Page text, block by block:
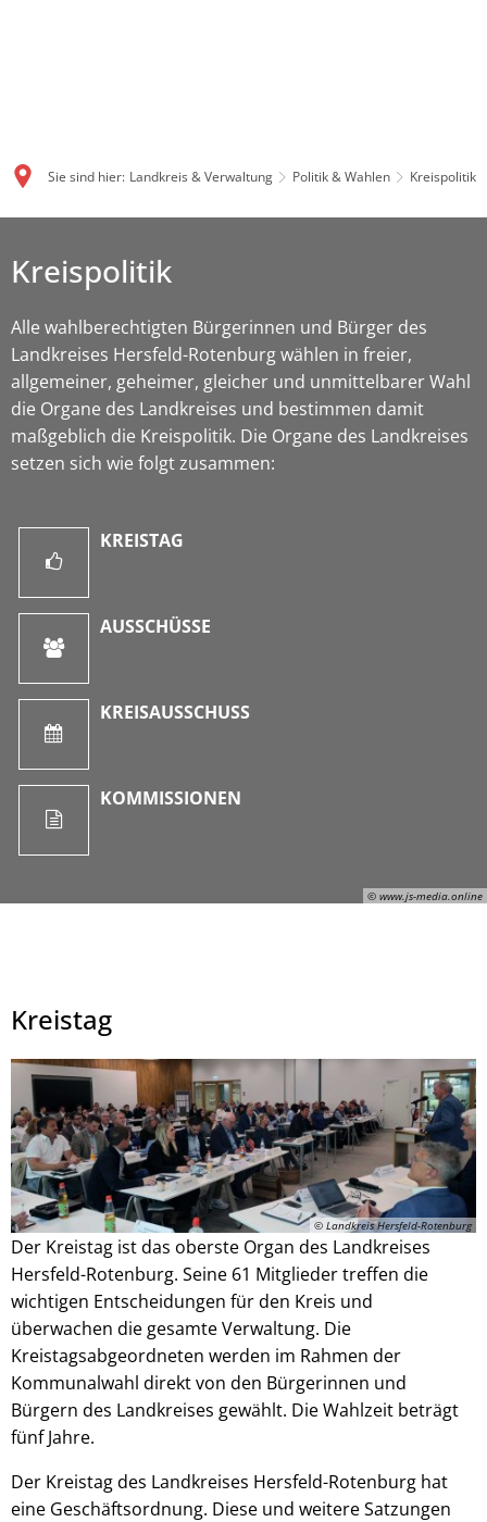
Sie sind hier: Landkreis & Verwaltung Politik & Wahlen Kreispolitik
© www.js-media.online
Julian Schaepertoens, © www.js-media.online
Kreispolitik
Alle wahlberechtigten Bürgerinnen und Bürger des
Landkreises Hersfeld-Rotenburg wählen in freier,
allgemeiner, geheimer, gleicher und unmittelbarer Wahl
die Organe des Landkreises und bestimmen damit
maßgeblich die Kreispolitik. Die Organe des Landkreises
setzen sich wie folgt zusammen:
KREISTAG
AUSSCHÜSSE
KREISAUSSCHUSS
KOMMISSIONEN
Kreistag
© Landkreis Hersfeld-Rotenburg
Der Kreistag ist das oberste Organ des Landkreises
Hersfeld-Rotenburg. Seine 61 Mitglieder treffen die
wichtigen Entscheidungen für den Kreis und
überwachen die gesamte Verwaltung. Die
Kreistagsabgeordneten werden im Rahmen der
Kommunalwahl direkt von den Bürgerinnen und
Bürgern des Landkreises gewählt. Die Wahlzeit beträgt
fünf Jahre.
Der Kreistag des Landkreises Hersfeld-Rotenburg hat
eine Geschäftsordnung. Diese und weitere Satzungen